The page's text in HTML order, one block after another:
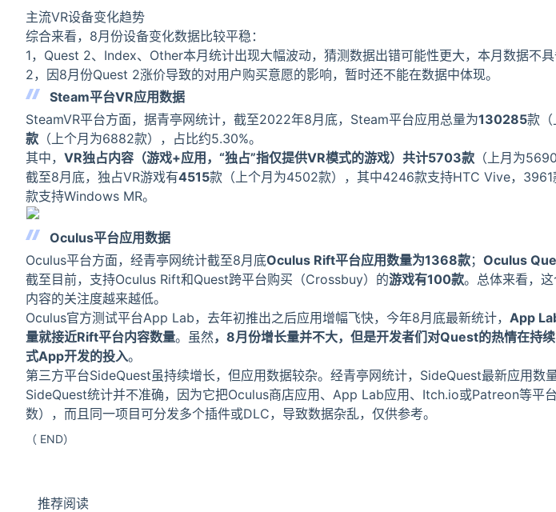
主流VR设备变化趋势
综合来看，8月份设备变化数据比较平稳：
1，Quest 2、Index、Other本月统计出现大幅波动，猜测数据出错可能性更大，本月数据不具
2，因8月份Quest 2涨价导致的对用户购买意愿的影响，暂时还不能在数据中体现。
Steam平台VR应用数据
SteamVR平台方面，据青亭网统计，截至2022年8月底，Steam平台应用总量为130285款（
款 （上个月为6882款），占比约5.30%。
其中， VR独占内容（游戏+应用，“独占”指仅提供VR模式的游戏）共计5703款 （上月为
截至8月底，独占VR游戏有4515款（上个月为4502款），其中4246款支持HTC Vive，
款支持Windows MR。
Oculus平台应用数据
Oculus平台方面，经青亭网统计截至8月底Oculus Rift平台应用数量为1368款； Oculus
截至目前，支持Oculus Rift和Quest跨平台购买（Crossbuy）的游戏有100款。总体来看，
内容的关注度越来越低。
Oculus官方测试平台App Lab，去年初推出之后应用增幅飞快，今年8月底最新统计， App
量就接近Rift平台内容数量。虽然，8月份增长量并不大，但是开发者们对Quest的热情在持
式App开发的投入。
第三方平台SideQuest虽持续增长，但应用数据较杂。经青亭网统计，SideQuest最新应用数
SideQuest统计并不准确，因为它把Oculus商店应用、App Lab应用、Itch.io或Patreon等平
数），而且同一项目可分发多个插件或DLC，导致数据杂乱，仅供参考。
（ END）
推荐阅读